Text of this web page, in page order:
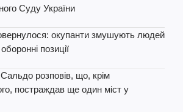
Суду України
окупанти змушують людей
позиції
розповів, що, крім
постраждав ще один міст у